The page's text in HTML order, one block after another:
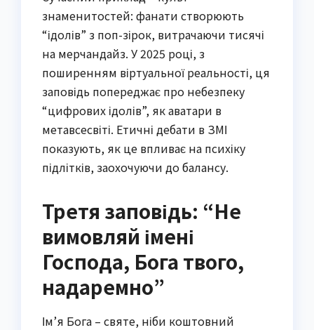
знаменитостей: фанати створюють
“ідолів” з поп-зірок, витрачаючи тисячі
на мерчандайз. У 2025 році, з
поширенням віртуальної реальності, ця
заповідь попереджає про небезпеку
“цифрових ідолів”, як аватари в
метавсесвіті. Етичні дебати в ЗМІ
показують, як це впливає на психіку
підлітків, заохочуючи до балансу.
Третя заповідь: “Не
вимовляй імені
Господа, Бога твого,
надаремно”
Ім’я Бога – святе, ніби коштовний